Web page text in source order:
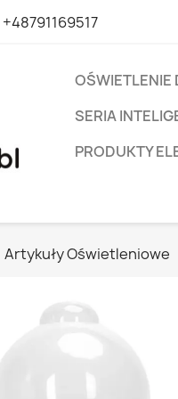
+48791169517
OŚWIETLENIE
SERIA
PRODUKTY
Artykuły Oświetleniowe